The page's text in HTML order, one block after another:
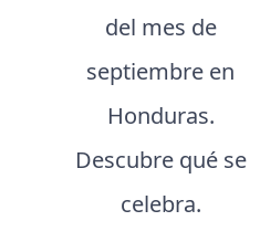
del mes de
septiembre en
Honduras.
Descubre qué se
celebra.